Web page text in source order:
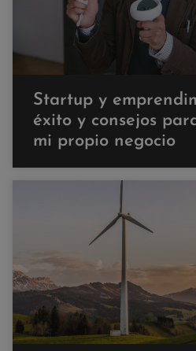
Startup y
éxito y consejos
mi propio negocio